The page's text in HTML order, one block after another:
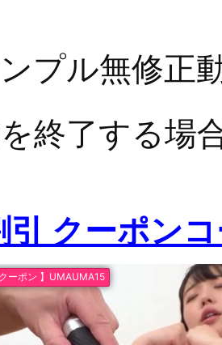
プル無修正
終了する場
引 クーポン